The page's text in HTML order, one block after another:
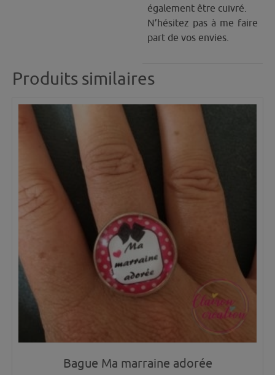
également être cuivré.
N’hésitez pas à me faire
part de vos envies.
Produits similaires
Bague Ma marraine adorée